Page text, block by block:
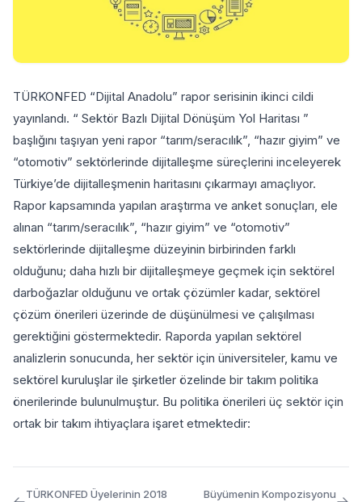
TÜRKONFED “Dijital Anadolu” rapor serisinin ikinci cildi
yayınlandı. “ Sektör Bazlı Dijital Dönüşüm Yol Haritası ”
başlığını taşıyan yeni rapor “tarım/seracılık”, “hazır giyim” ve
“otomotiv” sektörlerinde dijitalleşme süreçlerini inceleyerek
Türkiye’de dijitalleşmenin haritasını çıkarmayı amaçlıyor.
Rapor kapsamında yapılan araştırma ve anket sonuçları, ele
alınan “tarım/seracılık”, “hazır giyim” ve “otomotiv”
sektörlerinde dijitalleşme düzeyinin birbirinden farklı
olduğunu; daha hızlı bir dijitalleşmeye geçmek için sektörel
darboğazlar olduğunu ve ortak çözümler kadar, sektörel
çözüm önerileri üzerinde de düşünülmesi ve çalışılması
gerektiğini göstermektedir. Raporda yapılan sektörel
analizlerin sonucunda, her sektör için üniversiteler, kamu ve
sektörel kuruluşlar ile şirketler özelinde bir takım politika
önerilerinde bulunulmuştur. Bu politika önerileri üç sektör için
ortak bir takım ihtiyaçlara işaret etmektedir:
TÜRKONFED Üyelerinin 2018
Büyümenin Kompozisyonu